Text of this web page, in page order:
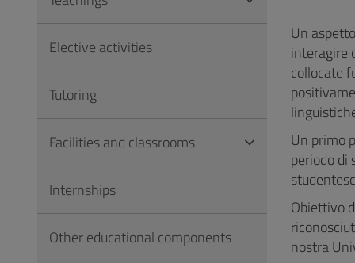
Footer
Un
interagire
collocate
Un primo
periodo di
Obiettivo
nostra
Elective activities
Tutoring
Facilities and classrooms
Internships
Other educational components